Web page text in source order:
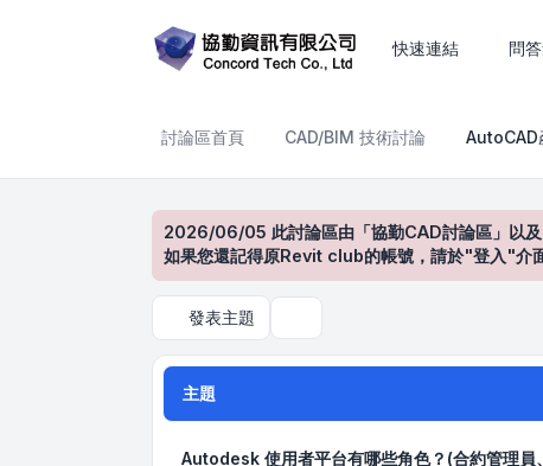
快速連結 問
討論區首頁 CAD/BIM 技術討論 AutoCAD
2026/06/05 此討論區由「協勤CAD討論區」以
如果您還記得原Revit club的帳號，請於"登入"介
發表主題
主題
Autodesk 使用者平台有哪些角色？(合約管理員